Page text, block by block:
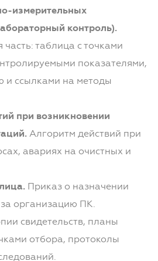
измерительных
контроль).
таблица с точками
показателями,
и ссылками на методы
при возникновении
Алгоритм действий при
авариях на очистных и
Приказ о назначении
за организацию ПК.
свидетельств, планы
отбора, протоколы